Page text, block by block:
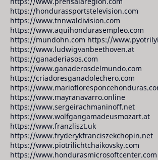
https://hondurassportstelevision.com
https://www.tnnwaldivision.com
https://www.aquihondurasempleo.com
https://mundohn.com https://
https://www.ludwigvanbeethoven.at
https://ganaderiasos.com
https://www.ganaderosdelmundo.com
https://criadoresganadolechero.com
https://
https://www.mayranavarro.online
https://www.sergeirachmaninoff.net
https://www.wolfgangamadeusmozart.at
https://www.franzliszt.uk
https://www.fryderykfranciszekchopin.net
https://www.piotrilichtchaikovsky.com
https://www.hondurasmicrosoftcenter.com